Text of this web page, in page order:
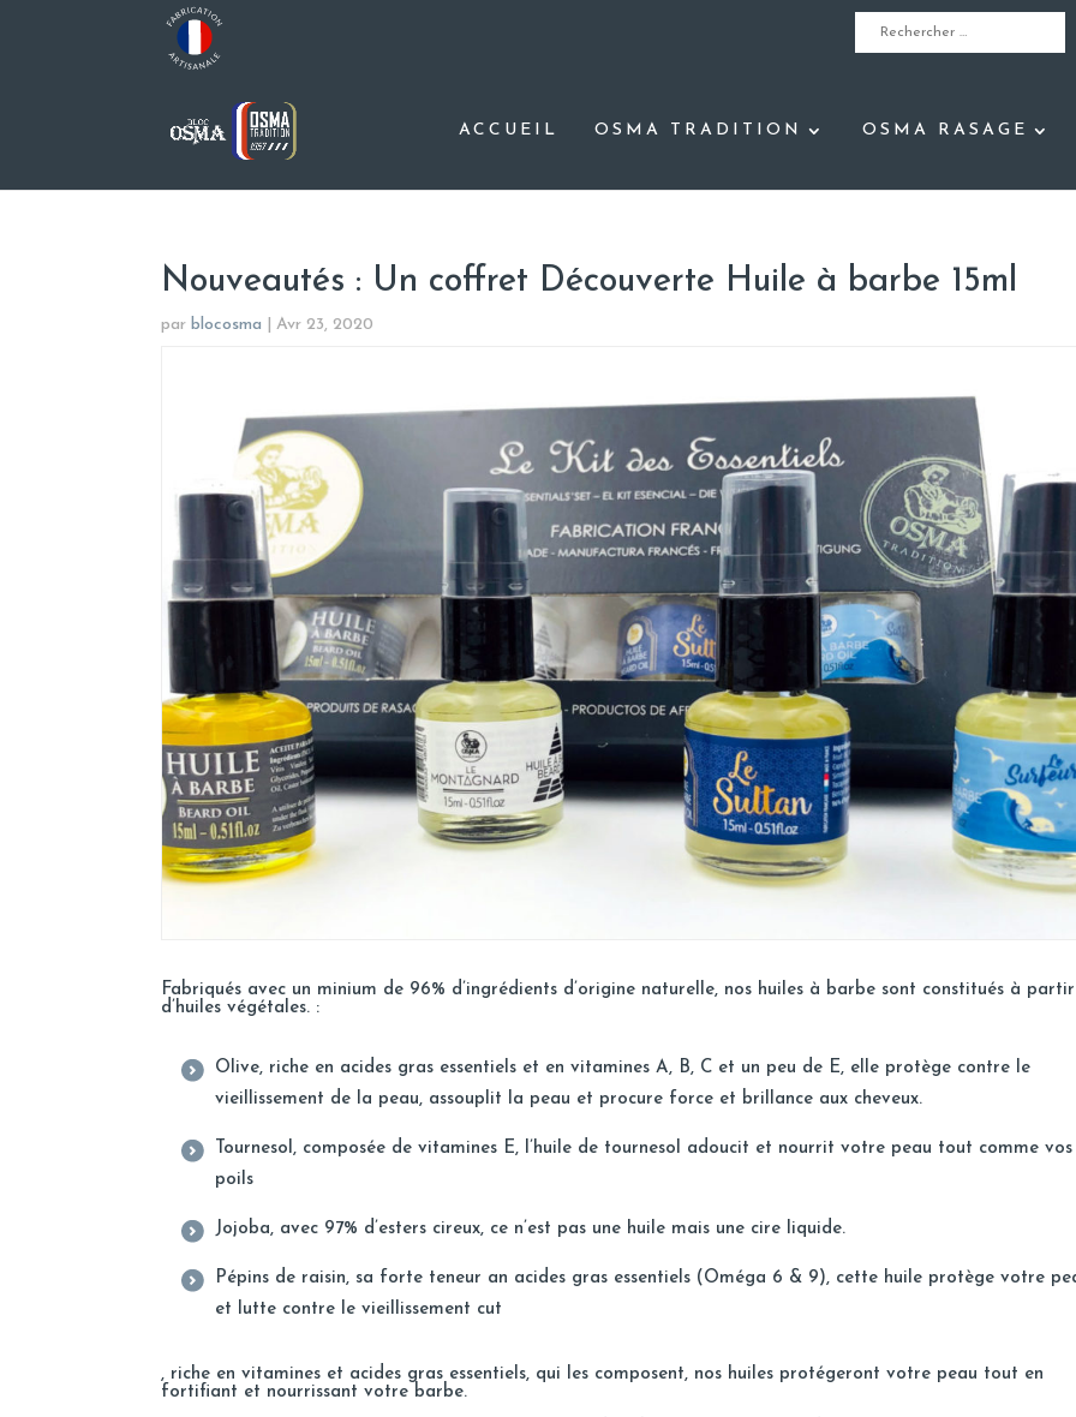
ACCUEIL OSMA TRADITION OSMA RASAGE
Nouveautés : Un coffret Découverte Huile à barbe 15ml
par blocosma |Avr 23, 2020
Fabriqués avec un minium de 96% d’ingrédients d’origine naturelle, nos huiles à barbe sont constitués à partir
d’huiles végétales. :
Olive, riche en acides gras essentiels et en vitamines A, B, C et un peu de E, elle protège contre le
vieillissement de la peau, assouplit la peau et procure force et brillance aux cheveux.
Tournesol, composée de vitamines E, l’huile de tournesol adoucit et nourrit votre peau tout comme vos
poils
Jojoba, avec 97% d’esters cireux, ce n’est pas une huile mais une cire liquide.
Pépins de raisin, sa forte teneur an acides gras essentiels (Oméga 6 & 9), cette huile protège votre
et lutte contre le vieillissement cut
, riche en vitamines et acides gras essentiels, qui les composent, nos huiles protégeront votre peau tout en
fortifiant et nourrissant votre barbe.